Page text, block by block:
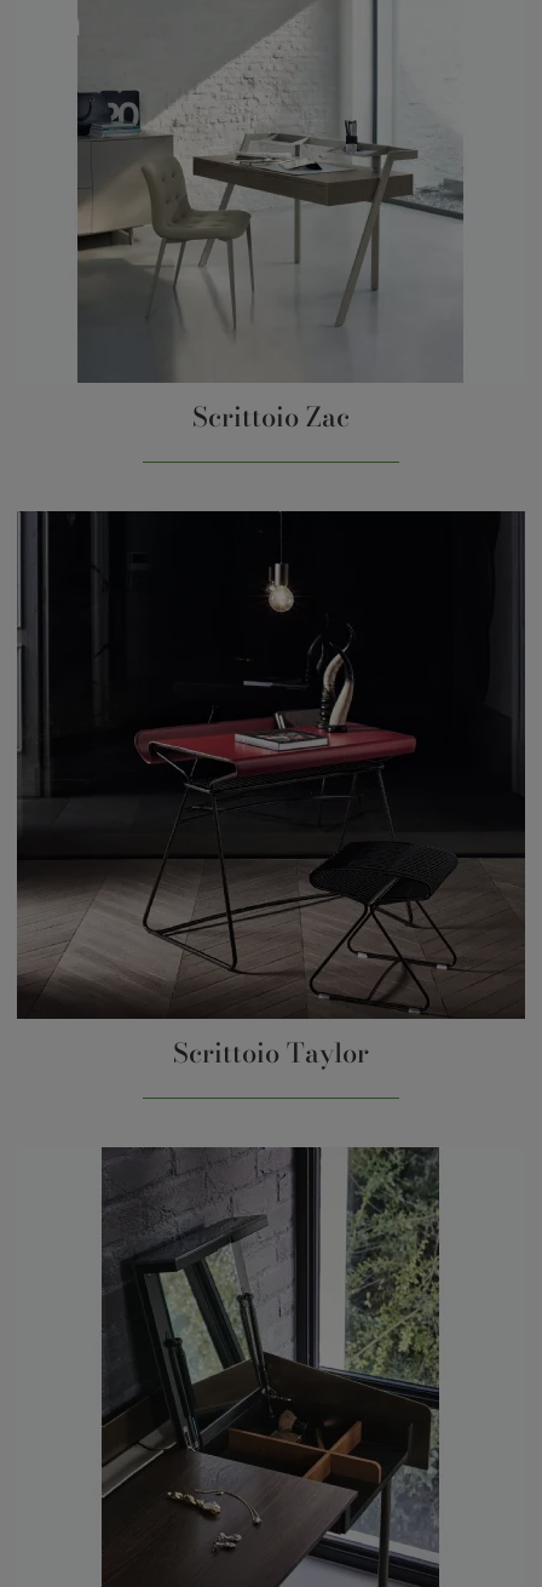
Scrittoio Zac
Scrittoio Taylor